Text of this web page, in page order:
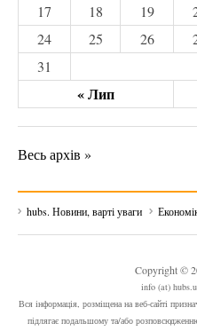
« Лип
17
18 19
24
25 26
31
Весь архів »
hubs. Новини, варті уваги
Copyright ©
info (at)
Вся інформація, розміщена на веб-сайті
підлягає подальшому та/або